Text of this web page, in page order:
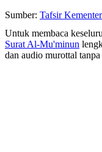
Sumber: Tafsir
Untuk membaca
Surat Al-Mu'minun
dan audio murottal